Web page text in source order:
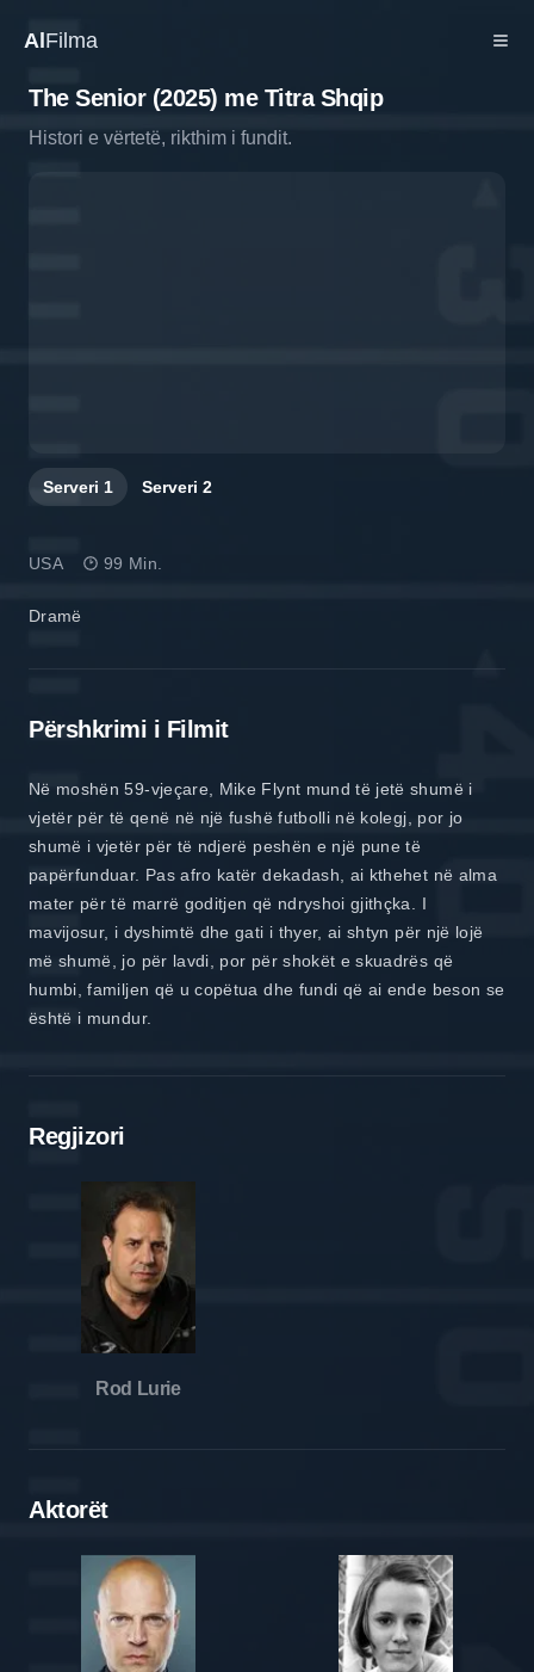
Al Filma
The Senior (2025) me Titra Shqip
Histori e vërtetë, rikthim i fundit.
Serveri 1 Serveri 2
Dramë
USA 99 Min.
Përshkrimi i Filmit
Në moshën 59-vjeçare, Mike Flynt mund të jetë shumë i
vjetër për të qenë në një fushë futbolli në kolegj, por jo
shumë i vjetër për të ndjerë peshën e një pune të
papërfunduar. Pas afro katër dekadash, ai kthehet në alma
mater për të marrë goditjen që ndryshoi gjithçka. I
mavijosur, i dyshimtë dhe gati i thyer, ai shtyn për një lojë
më shumë, jo për lavdi, por për shokët e skuadrës që
humbi, familjen që u copëtua dhe fundi që ai ende beson se
është i mundur.
Regjizori
Rod Lurie
Aktorët